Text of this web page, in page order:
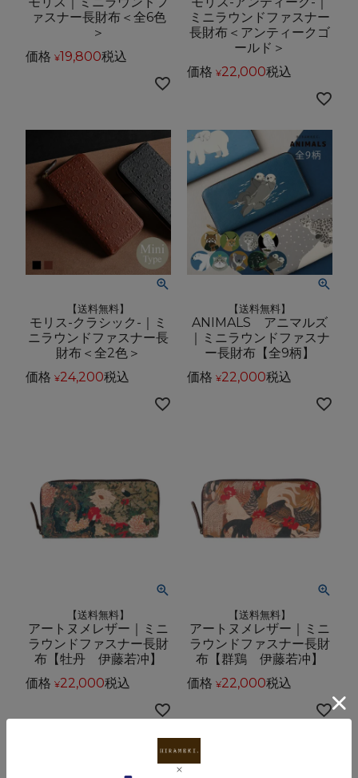
ァスナー長財布＜全6色
＞
価格 ¥19,800税込
ミニラウンドファスナー
長財布＜アンティークゴ
ールド＞
価格 ¥22,000税込
【送料無料】
モリス-クラシック-｜ミ
ニラウンドファスナー長
財布＜全2色＞
価格 ¥24,200税込
【送料無料】
ANIMALS アニマルズ
｜ミニラウンドファスナ
ー長財布【全9柄】
価格 ¥22,000税込
【送料無料】
アートヌメレザー｜ミニ
ラウンドファスナー長財
布【牡丹 伊藤若冲】
価格 ¥22,000税込
【送料無料】
アートヌメレザー｜ミニ
ラウンドファスナー長財
布【群鶏 伊藤若冲】
価格 ¥22,000税込